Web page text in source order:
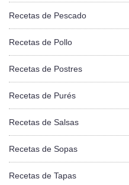
Recetas de Pescado
Recetas de Pollo
Recetas de Postres
Recetas de Purés
Recetas de Salsas
Recetas de Sopas
Recetas de Tapas